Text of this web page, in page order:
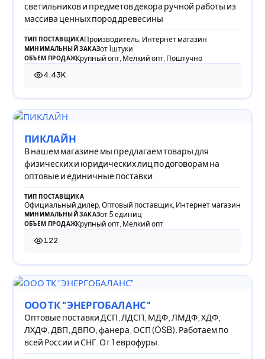
светильников и предметов декора ручной работы из
массива ценных пород древесины
ТИП ПОСТАВЩИКАПроизводитель, Интернет магазин
МИНИМАЛЬНЫЙ ЗАКАЗот 1штуки
ОБЪЕМ ПРОДАЖКрупный опт, Мелкий опт, Поштучно
4.43K
4 428 просмотров
ПИКЛАЙН
В нашем магазине мы предлагаем товары для
физических и юридических лиц по договорам на
оптовые и единичные поставки.
ТИП ПОСТАВЩИКА
Официальный дилер, Оптовый поставщик, Интернет магазин
МИНИМАЛЬНЫЙ ЗАКАЗот 5 единиц
ОБЪЕМ ПРОДАЖКрупный опт, Мелкий опт
122
122 просмотра
ООО ТК "ЭНЕРГОБАЛАНС"
Оптовые поставки ДСП, ЛДСП, МДФ, ЛМДФ, ХДФ,
ЛХДФ, ДВП, ДВПО, фанера, ОСП (OSB). Работаем по
всей России и СНГ. От 1 еврофуры.